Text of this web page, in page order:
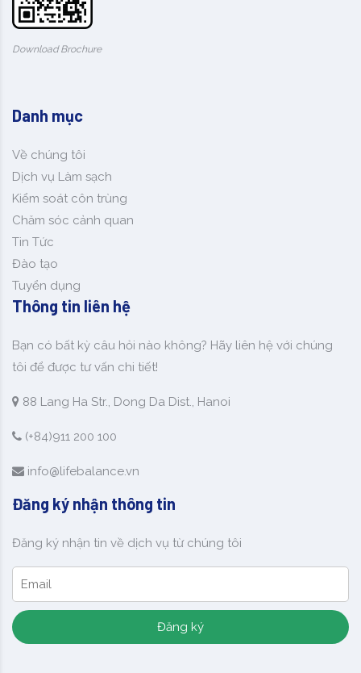
Download Brochure
Danh mục
Về chúng tôi
Dịch vụ Làm sạch
Kiểm soát côn trùng
Chăm sóc cảnh quan
Tin Tức
Đào tạo
Tuyển dụng
Thông tin liên hệ
Bạn có bất kỳ câu hỏi nào không? Hãy liên hệ với chúng
tôi để được tư vấn chi tiết!
88 Lang Ha Str., Dong Da Dist., Hanoi
(+84)911 200 100
info@lifebalance.vn
Đăng ký nhận thông tin
Đăng ký nhận tin về dịch vụ từ chúng tôi
Đăng ký